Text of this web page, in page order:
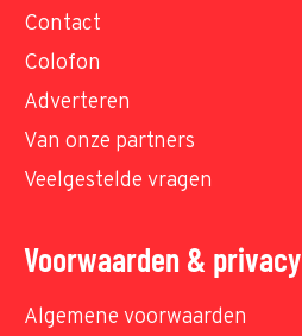
Contact
Colofon
Adverteren
Van onze partners
Veelgestelde vragen
Voorwaarden & privacy
Algemene voorwaarden